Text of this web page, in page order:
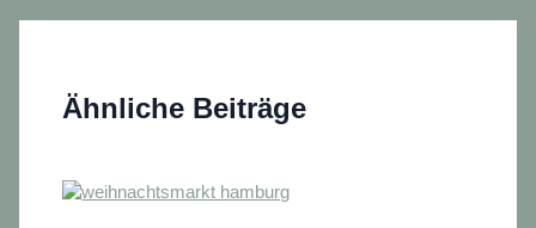
Ähnliche Beiträge